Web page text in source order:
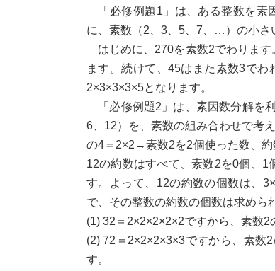
「必修例題1」は、ある整数を素
に、素数（2、3、5、7、…）の小さ
はじめに、270を素数2でわります
ます。続けて、45はまた素数3で
2×3×3×3×5となります。
「必修例題2」は、素因数分解を
6、12）を、素数の組み合わせで考
の4＝2×2→素数2を2個使った数、
12の約数はすべて、素数2を0個、1
す。よって、12の約数の個数は、
で、その整数の約数の個数は求めら
(1) 32＝2×2×2×2×2ですから、素数2
(2) 72＝2×2×2×3×3ですから、素数
す。